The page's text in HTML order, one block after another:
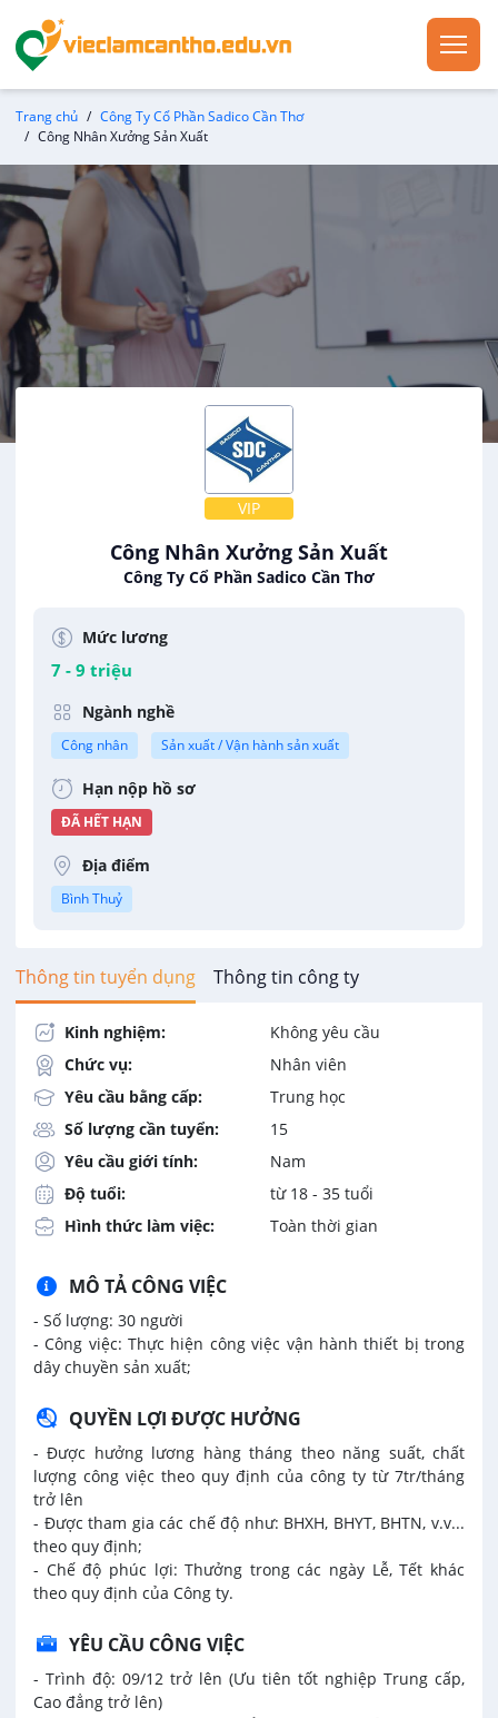
Trang chủ
Công Ty Cổ Phần Sadico Cần Thơ
Công Nhân Xưởng Sản Xuất
VIP
Công Nhân Xưởng Sản Xuất
Công Ty Cổ Phần Sadico Cần Thơ
Mức lương
7 - 9 triệu
Ngành nghề
Công nhân Sản xuất / Vận hành sản xuất
Hạn nộp hồ sơ
ĐÃ HẾT HẠN
Địa điểm
Bình Thuỷ
Thông tin tuyển dụng Thông tin công ty
Kinh nghiệm:
Không yêu cầu
Chức vụ:
Nhân viên
Yêu cầu bằng cấp:
Trung học
Số lượng cần tuyển:
15
Yêu cầu giới tính:
Nam
Độ tuổi:
từ 18 - 35 tuổi
Hình thức làm việc:
Toàn thời gian
MÔ TẢ CÔNG VIỆC
- Số lượng: 30 người
- Công việc:Thực hiện công việc vận hành thiết bị trong
dây chuyền sản xuất;
QUYỀN LỢI ĐƯỢC HƯỞNG
- Được hưởng lương hàng tháng theo năng suất, chất
lượng công việc theo quy định của công ty từ 7tr/tháng
trở lên
- Được tham gia các chế độ như: BHXH, BHYT, BHTN, v.v...
theo quy định;
- Chế độ phúc lợi: Thưởng trong các ngày Lễ, Tết khác
theo quy định của Công ty.
YÊU CẦU CÔNG VIỆC
- Trình độ: 09/12 trở lên (Ưu tiên tốt nghiệp Trung cấp,
Cao đẳng trở lên)